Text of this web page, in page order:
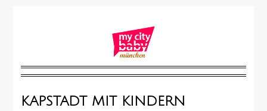
KAPSTADT MIT KINDERN